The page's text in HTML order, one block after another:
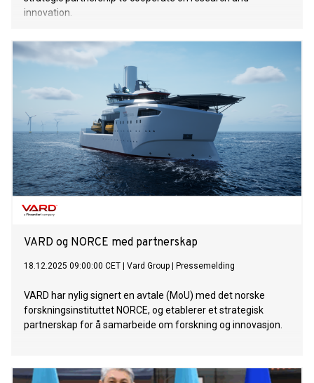
innovation.
VARD og NORCE med partnerskap
18.12.2025 09:00:00 CET Vard Group Pressemelding
VARD har nylig signert en avtale (MoU) med det norske
forskningsinstituttet NORCE, og etablerer et strategisk
partnerskap for å samarbeide om forskning og innovasjon.